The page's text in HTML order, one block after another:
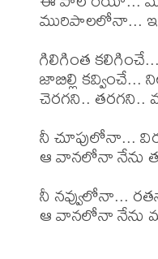
మురిపాలలోనా...
గిలిగింత
జాబిల్లి కవ్వించే...
చెరగని.. తరగని..
నీ చూపులోనా...
ఆ వానలోనా
నీ నవ్వులోనా...
ఆ వానలోనా నేను